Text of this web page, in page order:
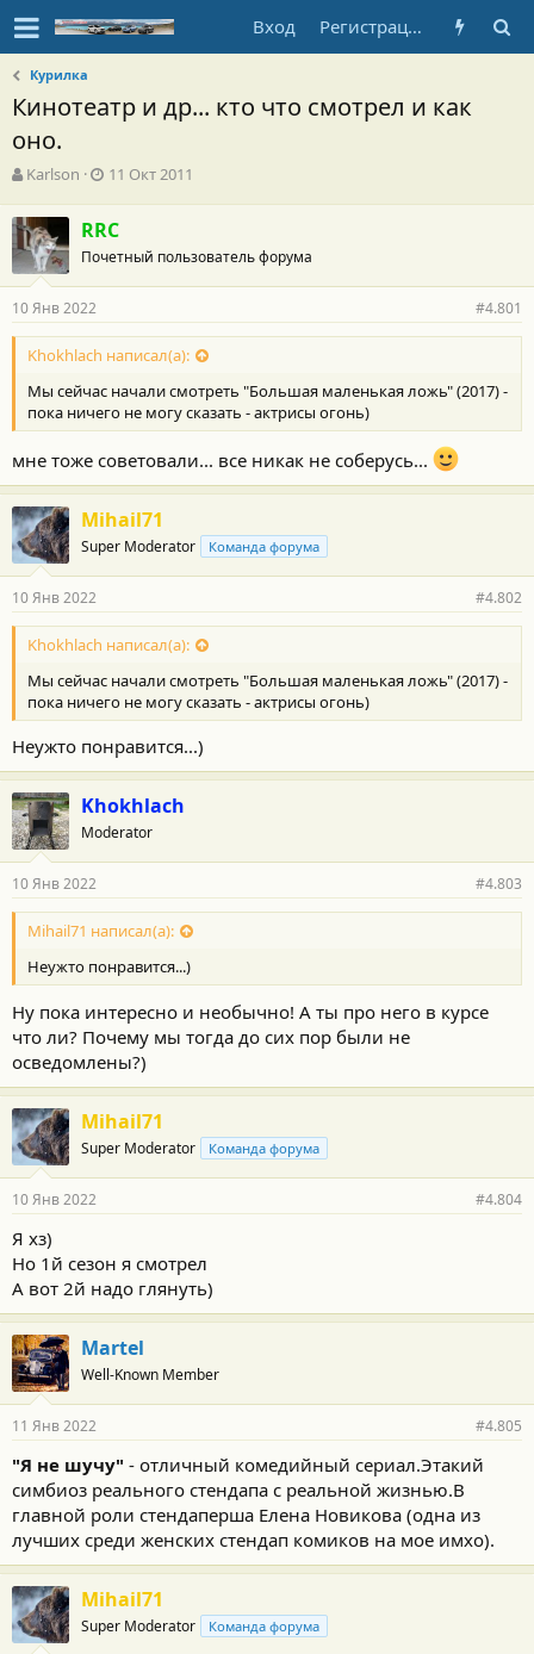
Вход Регистрация
Курилка
Кинотеатр и др... кто что смотрел и как
оно.
А
т
о
р
т
е
м
ы
Karlson
Д
а
н
а
л
а
11 Окт 2011
RRC
Почетный пользователь форума
10 Янв 2022 #4.801
Khokhlach написал(а):
Мы сейчас начали смотреть "Большая маленькая ложь" (2017) -
пока ничего не могу сказать - актрисы огонь)
мне тоже советовали... все никак не соберусь...
Mihail71
Super Moderator Команда форума
10 Янв 2022 #4.802
Khokhlach написал(а):
Мы сейчас начали смотреть "Большая маленькая ложь" (2017) -
пока ничего не могу сказать - актрисы огонь)
Неужто понравится...)
Khokhlach
Moderator
10 Янв 2022 #4.803
Mihail71 написал(а):
Неужто понравится...)
Ну пока интересно и необычно! А ты про него в курсе
что ли? Почему мы тогда до сих пор были не
осведомлены?)
Mihail71
Super Moderator Команда форума
10 Янв 2022 #4.804
Я хз)
Но 1й сезон я смотрел
А вот 2й надо глянуть)
Martel
Well-Known Member
11 Янв 2022 #4.805
"Я не шучу" - отличный комедийный сериал.Этакий
симбиоз реального стендапа с реальной жизнью.В
главной роли стендаперша Елена Новикова (одна из
лучших среди женских стендап комиков на мое имхо).
Mihail71
Super Moderator Команда форума